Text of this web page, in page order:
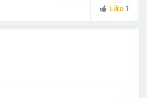
Like 1